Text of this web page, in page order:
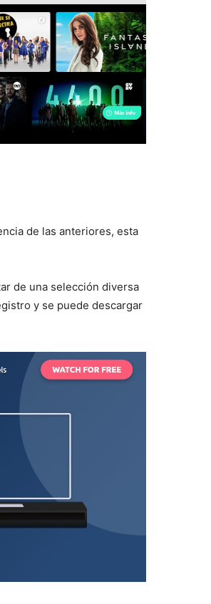
de las anteriores, esta
de una selección diversa
y se puede descargar